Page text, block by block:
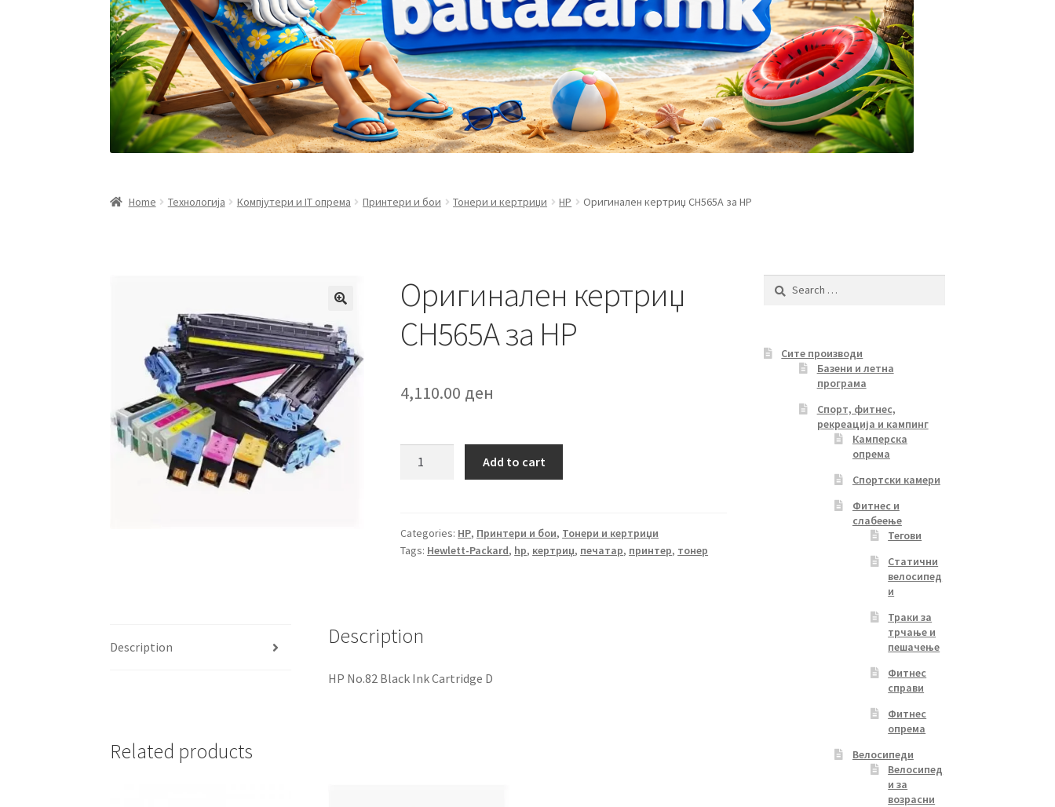
Home Технологија Компјутери и IT опрема Принтери и бои Тонери и кертриџи HP Оригинален кертриџ CH565A за HP
Оригинален кертриџ
CH565A за HP
4,110.00 ден
HP
quantity
Add to cart
Categories: HP, Принтери и бои, Тонери и кертриџи
Tags: Hewlett-Packard, hp, кертриџ, печатар, принтер, тонер
Description Description
HP No.82 Black Ink Cartridge D
Related products
Search
Сите производи
Базени и летна
програма
Спорт, фитнес,
рекреација и кампинг
Камперска
опрема
Спортски камери
Фитнес и
слабеење
Тегови
Статични
велосипед
и
Траки за
трчање и
пешачење
Фитнес
справи
Фитнес
опрема
Велосипеди
Велосипед
и за
возрасни